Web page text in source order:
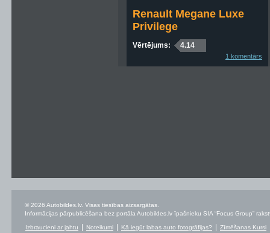
Renault Megane Luxe
Privilege
Vērtējums: 4.14
1 komentārs
© 2026 Autobildes.lv. Visas tiesības aizsargātas.
Informācijas pārpublicēšana bez portāla Autobildes.lv īpašnieku SIA “Focus Group”
Izbraucieni ar jahtu Noteikumi Kā iegūt labas auto fotogrāfijas? Zīmēšanas Kursi